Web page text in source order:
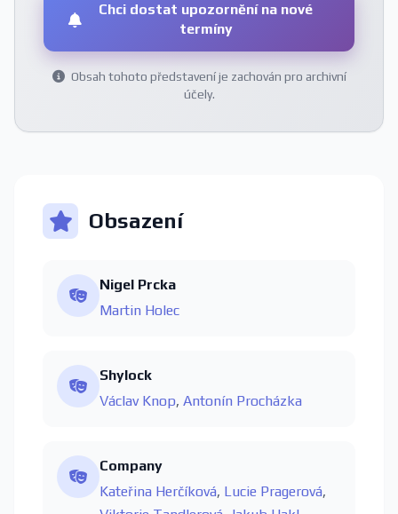
Chci dostat upozornění na nové
termíny
Obsah tohoto představení je zachován pro archivní
účely.
Obsazení
Nigel Prcka
Martin Holec
Shylock
Václav Knop, Antonín Procházka
Company
Kateřina Herčíková, Lucie Pragerová,